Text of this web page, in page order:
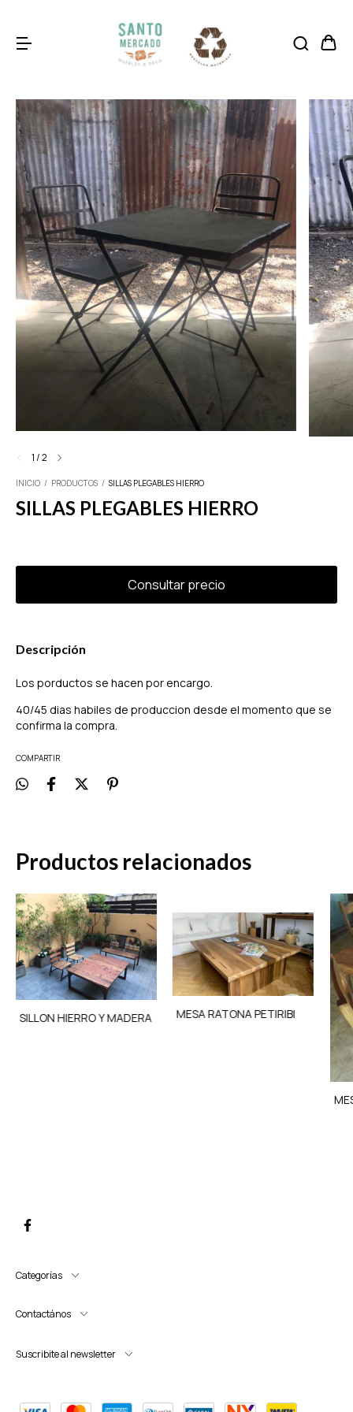
1/2
INICIO / PRODUCTOS / SILLAS PLEGABLES HIERRO
SILLAS PLEGABLES HIERRO
Descripción
Los porductos se hacen por encargo.
40/45 dias habiles de produccion desde el momento que se
confirma la compra.
COMPARTIR
Productos relacionados
SILLON HIERRO Y MADERA MESA RATONA PETIRIBI
Categorías
Contactános
Suscribite al newsletter